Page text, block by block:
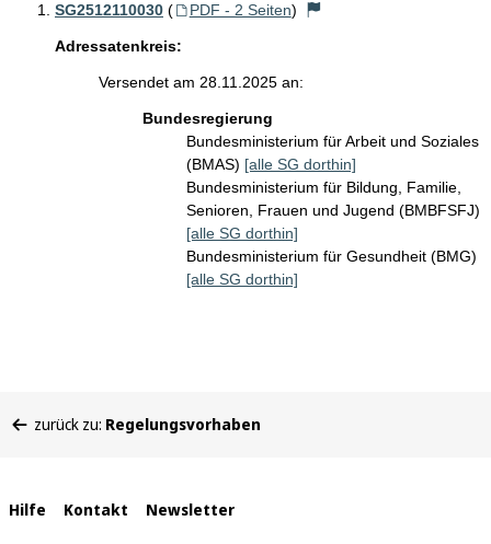
SG2512110030 ( PDF - 2 Seiten)
Adressatenkreis:
Versendet am 28.11.2025 an:
Bundesregierung
Bundesministerium für Arbeit und Soziales
(BMAS) [alle SG dorthin]
Bundesministerium für Bildung, Familie,
Senioren, Frauen und Jugend (BMBFSFJ)
[alle SG dorthin]
Bundesministerium für Gesundheit (BMG)
[alle SG dorthin]
befinden
zurück zu: Regelungsvorhaben
Interne
Hilfe Kontakt Newsletter